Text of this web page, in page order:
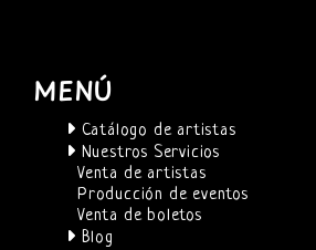
MENÚ
Catálogo de artistas
Nuestros Servicios
Venta de artistas
Producción de eventos
Venta de boletos
Blog